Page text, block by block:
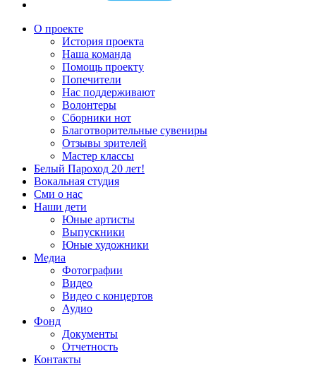
О проекте
История проекта
Наша команда
Помощь проекту
Попечители
Нас поддерживают
Волонтеры
Сборники нот
Благотворительные сувениры
Отзывы зрителей
Мастер классы
Белый Пароход 20 лет!
Вокальная студия
Сми о нас
Наши дети
Юные артисты
Выпускники
Юные художники
Медиа
Фотографии
Видео
Видео с концертов
Аудио
Фонд
Документы
Отчетность
Контакты